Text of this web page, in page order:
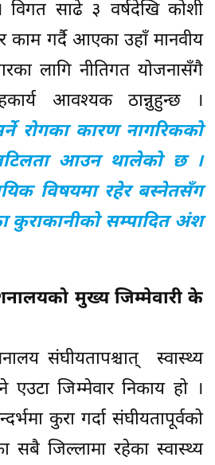
विगत साढे ३ वर्षदेखि कोशी
काम गर्दै आएका उहाँ मानवीय
लागि नीतिगत योजनासँगै
आवश्यक ठान्नुहुन्छ ।
रोगका कारण नागरिकको
आउन थालेको छ ।
विषयमा रहेर बस्नेतसँग
कुराकानीको सम्पादित अंश
मुख्य जिम्मेवारी के
संघीयतापश्चात् स्वास्थ्य
एउटा जिम्मेवार निकाय हो ।
कुरा गर्दा संघीयतापूर्वको
सबै जिल्लामा रहेका स्वास्थ्य